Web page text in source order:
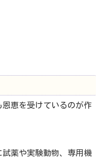
恵を受けているのが作
薬や実験動物、専用機